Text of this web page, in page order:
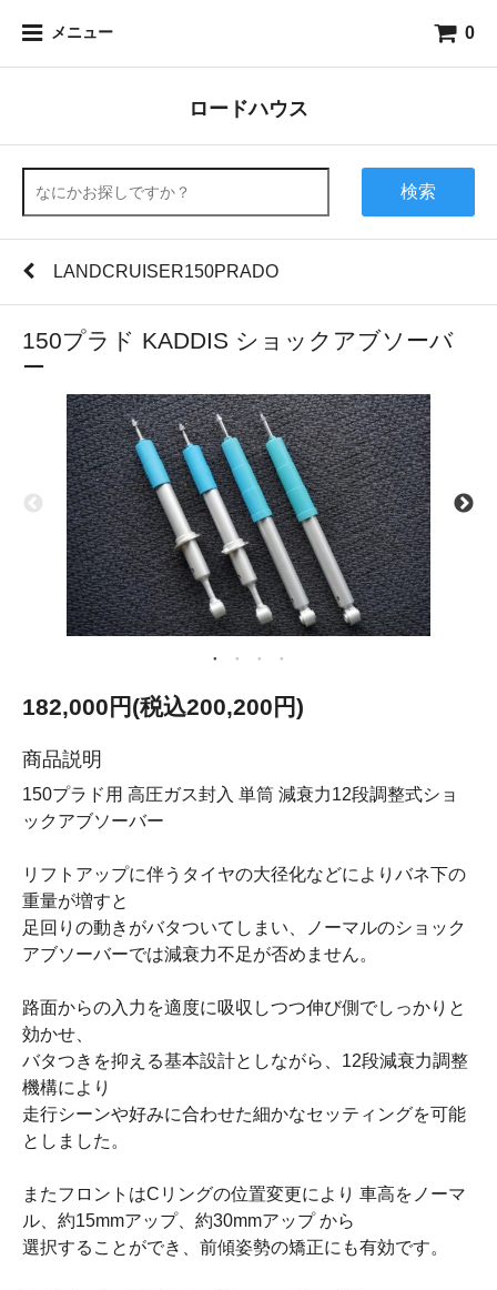
メニュー 0
ロードハウス
検索
LANDCRUISER150PRADO
150プラド KADDIS ショックアブソーバ
ー
182,000円(税込200,200円)
商品説明
150プラド用 高圧ガス封入 単筒 減衰力12段調整式ショ
ックアブソーバー
リフトアップに伴うタイヤの大径化などによりバネ下の
重量が増すと
足回りの動きがバタついてしまい、ノーマルのショック
アブソーバーでは減衰力不足が否めません。
路面からの入力を適度に吸収しつつ伸び側でしっかりと
効かせ、
バタつきを抑える基本設計としながら、12段減衰力調整
機構により
走行シーンや好みに合わせた細かなセッティングを可能
としました。
またフロントはCリングの位置変更により 車高をノーマ
ル、約15mmアップ、約30mmアップ から
選択することができ、前傾姿勢の矯正にも有効です。